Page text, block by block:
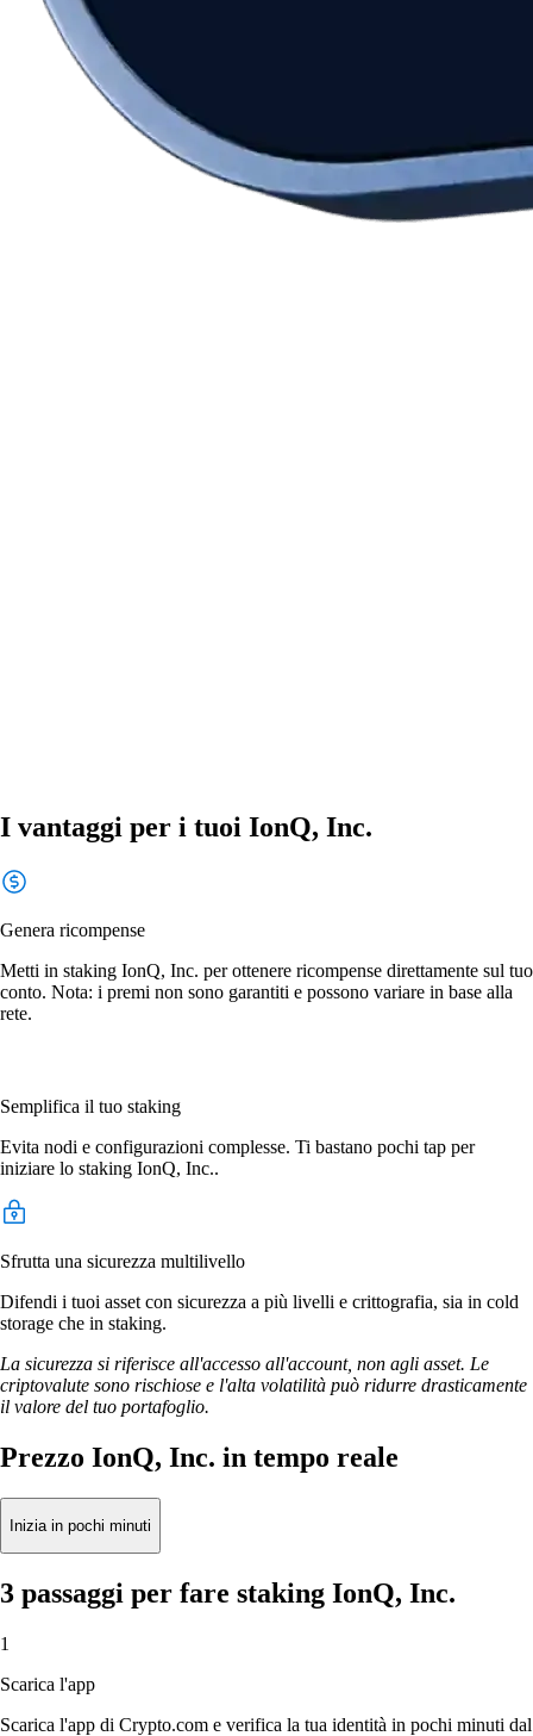
I vantaggi per i tuoi IonQ, Inc.
Genera ricompense
Metti in staking IonQ, Inc. per ottenere ricompense direttamente sul tuo
conto. Nota: i premi non sono garantiti e possono variare in base alla
rete.
Semplifica il tuo staking
Evita nodi e configurazioni complesse. Ti bastano pochi tap per
iniziare lo staking IonQ, Inc..
Sfrutta una sicurezza multilivello
Difendi i tuoi asset con sicurezza a più livelli e crittografia, sia in cold
storage che in staking.
La sicurezza si riferisce all'accesso all'account, non agli asset. Le
criptovalute sono rischiose e l'alta volatilità può ridurre drasticamente
il valore del tuo portafoglio.
Prezzo IonQ, Inc. in tempo reale
Inizia in pochi minuti
3 passaggi per fare staking IonQ, Inc.
1
Scarica l'app
Scarica l'app di Crypto.com e verifica la tua identità in pochi minuti dal